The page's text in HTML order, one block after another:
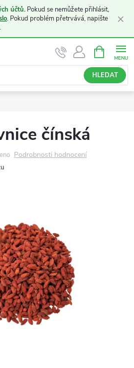
účtů. Pokud se nemůžete přihlásit,
. Pokud problém přetrvává, napište
.
×
HLEDAT
NÁKUPNÍ
KOŠÍK
čínská
Podrobnosti hodnocení